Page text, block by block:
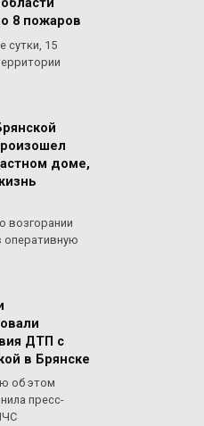
8 пожаров
сутки, 15
доме,
возгорании
оперативную
ДТП с
в Брянске
об этом
пресс-